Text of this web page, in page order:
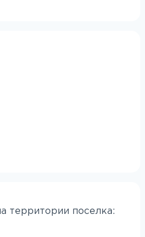
территории поселка: